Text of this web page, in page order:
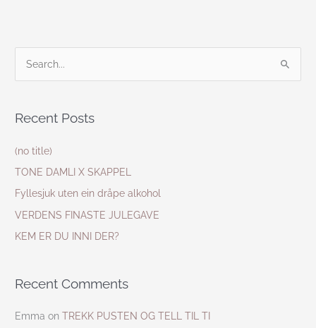
r
o
r
:
Recent Posts
(no title)
TONE DAMLI X SKAPPEL
Fyllesjuk uten ein dråpe alkohol
VERDENS FINASTE JULEGAVE
KEM ER DU INNI DER?
Recent Comments
Emma onTREKK PUSTEN OG TELL TIL TI